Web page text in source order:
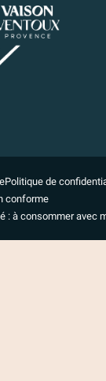
Politique de
conforme
: à consommer avec